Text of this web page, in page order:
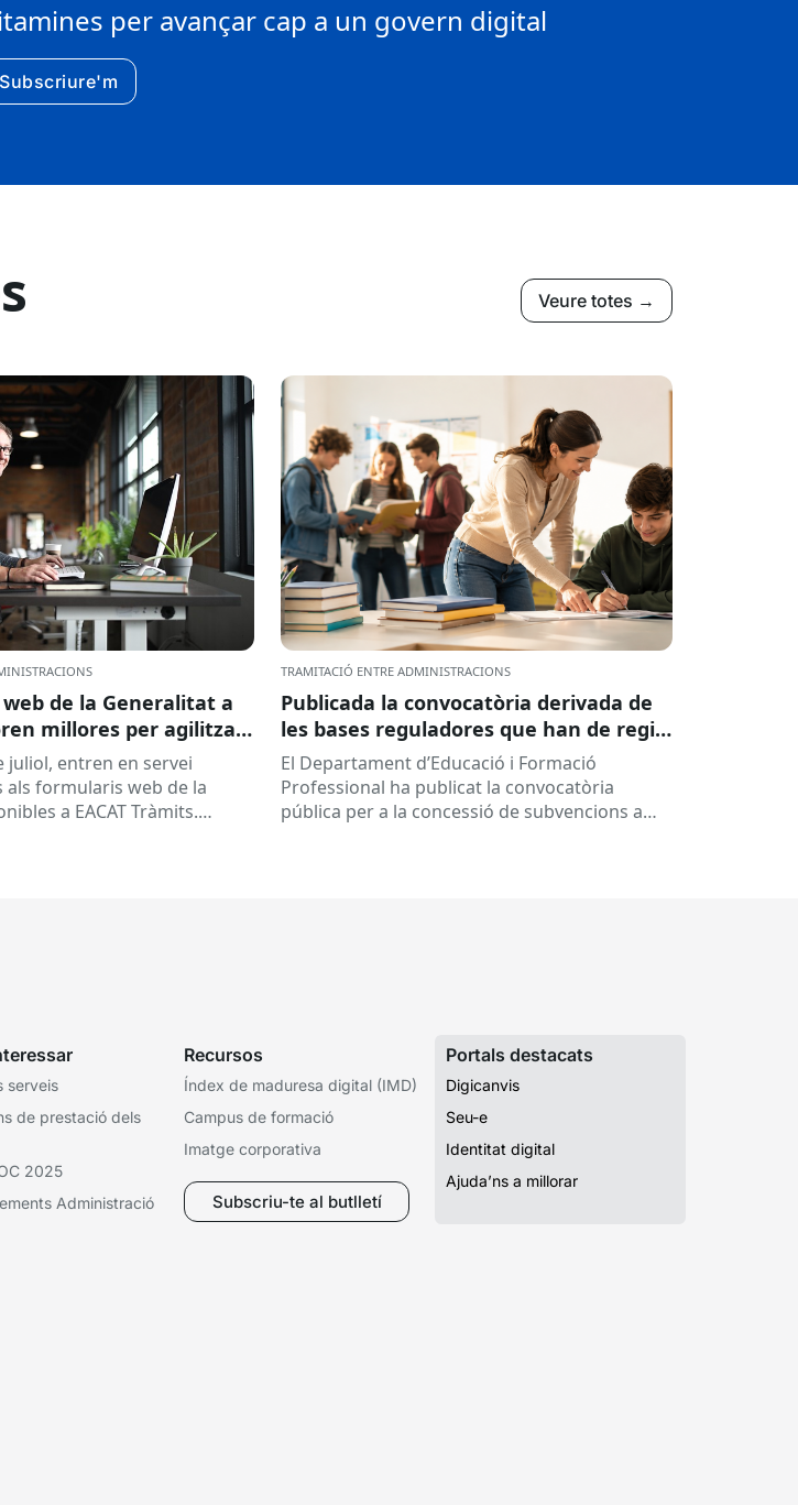
per avançar cap a un govern digital
Subscriure'm
Veure totes →
de la Generalitat a
millores per agilitzar
juliol, entren en servei
als formularis web de la
a EACAT Tràmits.
TRAMITACIÓ ENTRE ADMINISTRACIONS
Publicada la convocatòria derivada de
les bases reguladores que han de regir
la concessió de subvencions a centres
educatius, per al desenvolupament de
programes de formació i inserció,
El Departament d’Educació i Formació
Professional ha publicat la convocatòria
pública per a la concessió de subvencions a
serveis
de prestació dels
2025
Administració
Recursos
Índex de maduresa digital (IMD)
Campus de formació
Imatge corporativa
Subscriu-te al butlletí
Portals destacats
Digicanvis
Seu-e
Identitat digital
Ajuda’ns a millorar